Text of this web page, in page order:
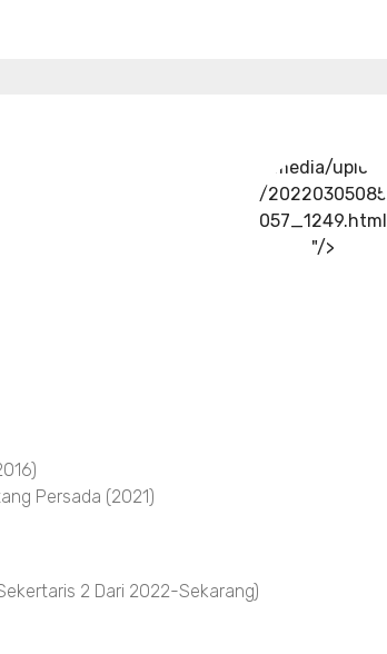
../media/upload
/20220305085
057_1249.html
"/>
Persada (2021)
2 Dari 2022-Sekarang)